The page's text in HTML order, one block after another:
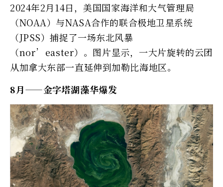
2024年2月14日，美国国家海洋和大气管理局
（NOAA）与NASA合作的联合极地卫星系统
（JPSS）捕捉了一场东北风暴
（nor’easter）。图片显示，一大片旋转的云团
从加拿大东部一直延伸到加勒比海地区。
8月——金字塔湖藻华爆发